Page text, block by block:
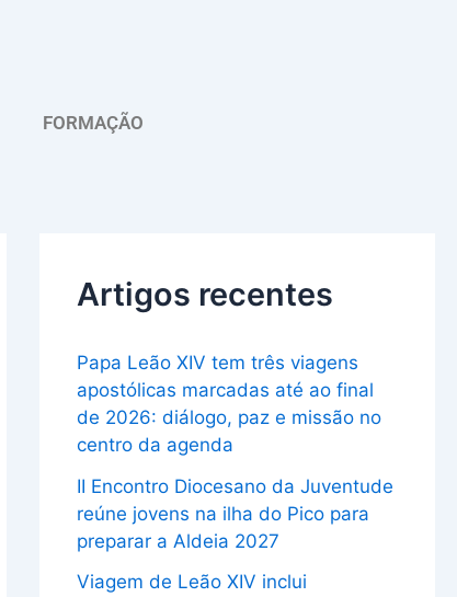
FORMAÇÃO
Artigos recentes
Papa Leão XIV tem três viagens
apostólicas marcadas até ao final
de 2026: diálogo, paz e missão no
centro da agenda
II Encontro Diocesano da Juventude
reúne jovens na ilha do Pico para
preparar a Aldeia 2027
Viagem de Leão XIV inclui
u